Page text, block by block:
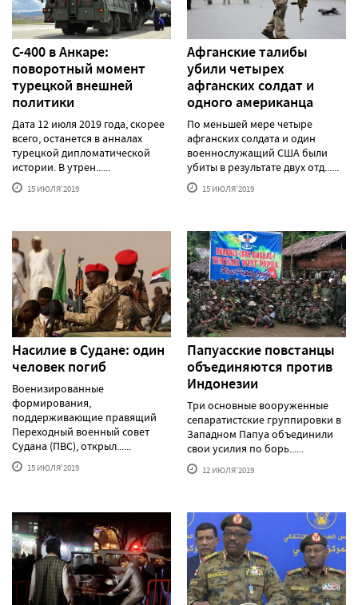
С-400 в Анкаре:
поворотный момент
турецкой внешней
политики
Дата 12 июля 2019 года, скорее
всего, останется в анналах
турецкой дипломатической
истории. В утрен......
15 ИЮЛЯ'2019
Афганские талибы
убили четырех
афганских солдат и
одного американца
По меньшей мере четыре
афганских солдата и один
военнослужащий США были
убиты в результате двух отд......
15 ИЮЛЯ'2019
Насилие в Судане: один
человек погиб
Военизированные
формирования,
поддерживающие правящий
Переходный военный совет
Судана (ПВС), открыл......
15 ИЮЛЯ'2019
Папуасские повстанцы
объединяются против
Индонезии
Три основные вооруженные
сепаратистские группировки в
Западном Папуа объединили
свои усилия по борь......
12 ИЮЛЯ'2019